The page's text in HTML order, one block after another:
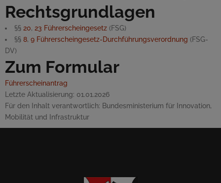
Rechtsgrundlagen
§§ 20, 23 Führerscheingesetz (FSG)
§§ 8, 9 Führerscheingesetz-Durchführungsverordnung (FSG-
DV)
Zum Formular
Führerscheinantrag
Letzte Aktualisierung: 01.01.2026
Für den Inhalt verantwortlich: Bundesministerium für Innovation,
Mobilität und Infrastruktur